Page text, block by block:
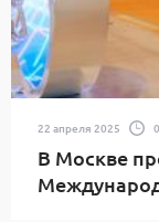
22 апреля 2025
В Москве